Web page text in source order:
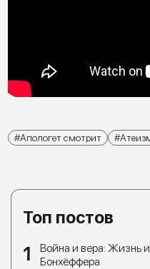
Апологет смотрит
Топ постов
Война и вера: Жизнь
Бонхёффера